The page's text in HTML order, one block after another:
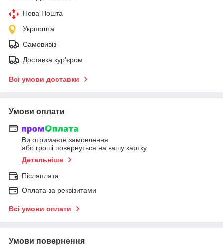
Нова Пошта
Укрпошта
Самовивіз
Доставка кур'єром
Всі умови доставки
Умови оплати
Ви отримаєте замовлення
або гроші повернуться на вашу картку
Детальніше
Післяплата
Оплата за реквізитами
Всі умови оплати
Умови повернення